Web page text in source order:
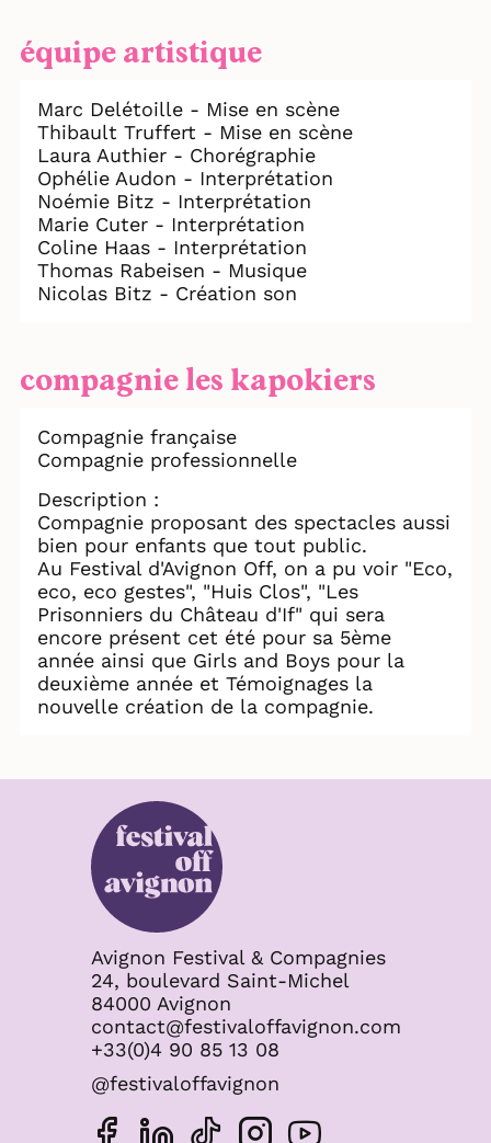
équipe artistique
Marc Delétoille - Mise en scène
Thibault Truffert - Mise en scène
Laura Authier - Chorégraphie
Ophélie Audon - Interprétation
Noémie Bitz - Interprétation
Marie Cuter - Interprétation
Coline Haas - Interprétation
Thomas Rabeisen - Musique
Nicolas Bitz - Création son
compagnie les kapokiers
Compagnie française
Compagnie professionnelle
Description :
Compagnie proposant des spectacles aussi
bien pour enfants que tout public.
Au Festival d'Avignon Off, on a pu voir "Eco,
eco, eco gestes", "Huis Clos", "Les
Prisonniers du Château d'If" qui sera
encore présent cet été pour sa 5ème
année ainsi que Girls and Boys pour la
deuxième année et Témoignages la
nouvelle création de la compagnie.
Avignon Festival & Compagnies
24, boulevard Saint-Michel
84000 Avignon
contact@festivaloffavignon.com
+33(0)4 90 85 13 08
@festivaloffavignon